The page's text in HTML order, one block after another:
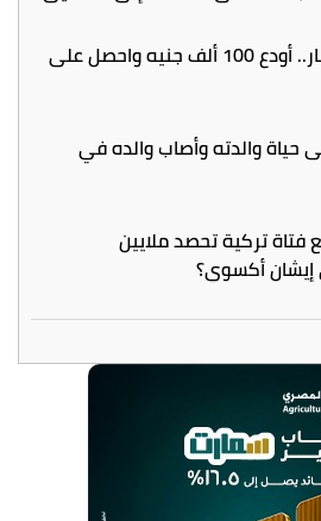
فرصة ذهبية للاستثمار.. أودع 100 ألف جنيه واحصل على
والدته وأصاب والده في
تركية تحصد ملايين
أكسوي؟